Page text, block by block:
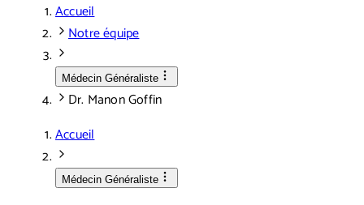
Accueil
Notre équipe
Médecin Généraliste
Dr. Manon Goffin
Accueil
Médecin Généraliste